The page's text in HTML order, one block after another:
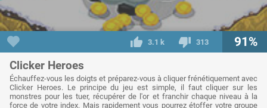
3.1 k 313 91%
Clicker Heroes
Échauffez-vous les doigts et préparez-vous à cliquer frénétiquement avec
Clicker Heroes. Le principe du jeu est simple, il faut cliquer sur les
monstres pour les tuer, récupérer de l'or et franchir chaque niveau à la
force de votre index. Mais rapidement vous pourrez étoffer votre groupe